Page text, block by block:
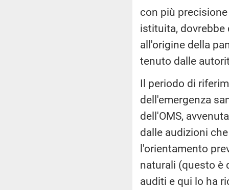
con più
istituita, dovrebbe
all'origine della
tenuto dalle
Il periodo di
dell'emergenza
dell'OMS,
dalle audizioni
l'orientamento
naturali (questo è
auditi e qui lo ha